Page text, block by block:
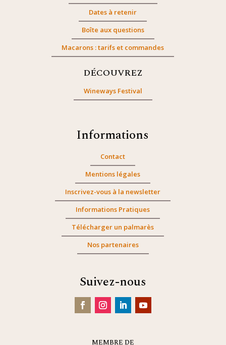
Dates à retenir
Boîte aux questions
Macarons : tarifs et commandes
DÉCOUVREZ
Wineways Festival
Informations
Contact
Mentions légales
Inscrivez-vous à la newsletter
Informations Pratiques
Télécharger un palmarès
Nos partenaires
Suivez-nous
MEMBRE DE